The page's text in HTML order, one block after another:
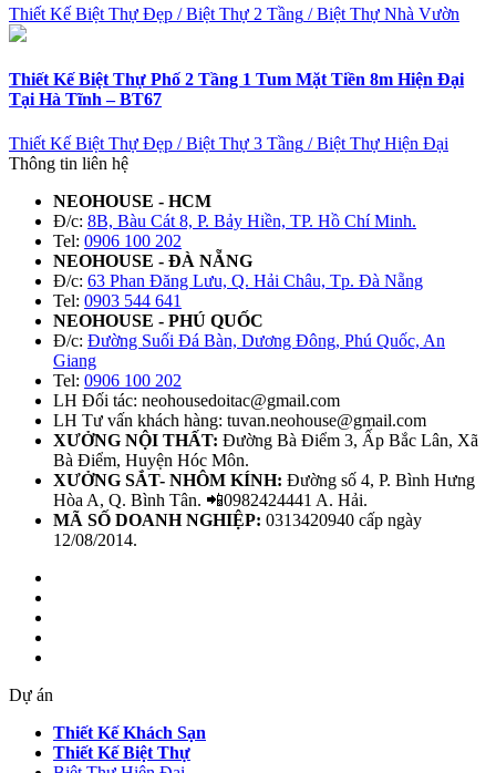
Thiết Kế Biệt Thự Đẹp /Biệt Thự 2 Tầng /Biệt Thự Nhà Vườn
Thiết Kế Biệt Thự Phố 2 Tầng 1 Tum Mặt Tiền 8m Hiện Đại
Tại Hà Tĩnh – BT67
Thiết Kế Biệt Thự Đẹp /Biệt Thự 3 Tầng /Biệt Thự Hiện Đại
Thông tin liên hệ
NEOHOUSE - HCM
Đ/c: 8B, Bàu Cát 8, P. Bảy Hiền, TP. Hồ Chí Minh.
Tel: 0906 100 202
NEOHOUSE - ĐÀ NẴNG
Đ/c: 63 Phan Đăng Lưu, Q. Hải Châu, Tp. Đà Nẵng
Tel: 0903 544 641
NEOHOUSE - PHÚ QUỐC
Đ/c: Đường Suối Đá Bàn, Dương Đông, Phú Quốc, An
Giang
Tel: 0906 100 202
LH Đối tác: neohousedoitac@gmail.com
LH Tư vấn khách hàng: tuvan.neohouse@gmail.com
XƯỞNG NỘI THẤT: Đường Bà Điểm 3, Ấp Bắc Lân, Xã
Bà Điểm, Huyện Hóc Môn.
XƯỞNG SẮT- NHÔM KÍNH: Đường số 4, P. Bình Hưng
Hòa A, Q. Bình Tân. 📲0982424441 A. Hải.
MÃ SỐ DOANH NGHIỆP: 0313420940 cấp ngày
12/08/2014.
Dự án
Thiết Kế Khách Sạn
Thiết Kế Biệt Thự